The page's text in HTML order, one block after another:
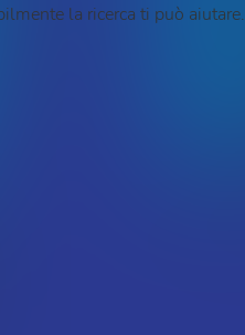
la ricerca ti può aiutare.